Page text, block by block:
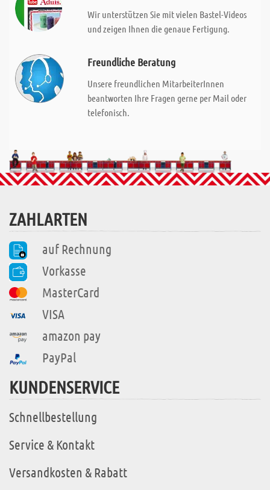
Wir unterstützen Sie mit vielen Bastel-Videos
und zeigen Ihnen die genaue Fertigung.
Freundliche Beratung
Unsere freundlichen MitarbeiterInnen
beantworten Ihre Fragen gerne per Mail oder
telefonisch.
ZAHLARTEN
auf Rechnung
Vorkasse
MasterCard
VISA
amazon pay
PayPal
KUNDENSERVICE
Schnellbestellung
Service & Kontakt
Versandkosten & Rabatt